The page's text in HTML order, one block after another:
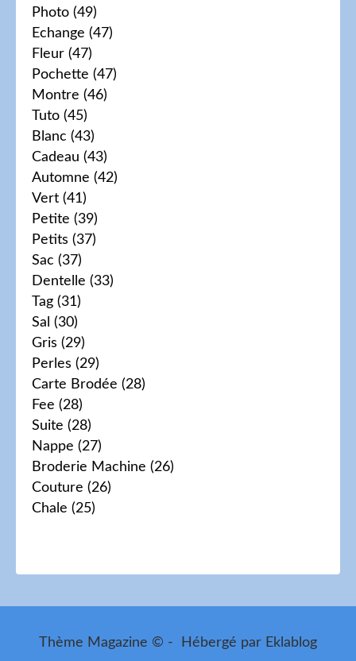
Photo (49)
Echange (47)
Fleur (47)
Pochette (47)
Montre (46)
Tuto (45)
Blanc (43)
Cadeau (43)
Automne (42)
Vert (41)
Petite (39)
Petits (37)
Sac (37)
Dentelle (33)
Tag (31)
Sal (30)
Gris (29)
Perles (29)
Carte Brodée (28)
Fee (28)
Suite (28)
Nappe (27)
Broderie Machine (26)
Couture (26)
Chale (25)
Thème Magazine © - Hébergé par Eklablog